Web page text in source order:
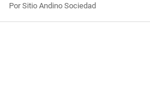
Por Sitio Andino Sociedad